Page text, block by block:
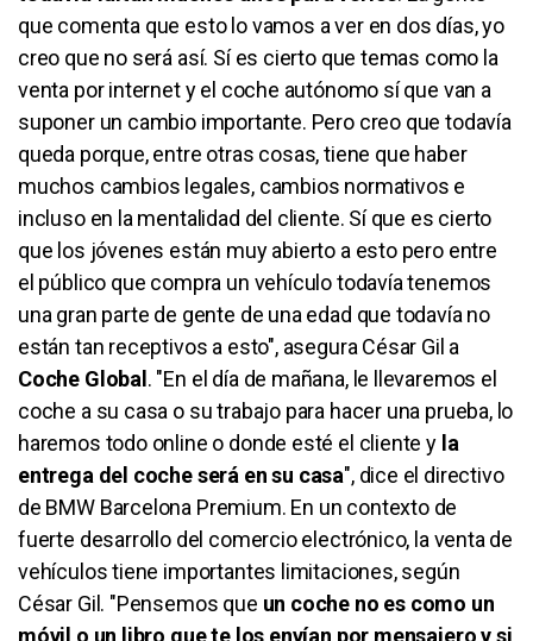
que comenta que esto lo vamos a ver en dos días, yo
creo que no será así. Sí es cierto que temas como la
venta por internet y el coche autónomo sí que van a
suponer un cambio importante. Pero creo que todavía
queda porque, entre otras cosas, tiene que haber
muchos cambios legales, cambios normativos e
incluso en la mentalidad del cliente. Sí que es cierto
que los jóvenes están muy abierto a esto pero entre
el público que compra un vehículo todavía tenemos
una gran parte de gente de una edad que todavía no
están tan receptivos a esto", asegura César Gil a
Coche Global. "En el día de mañana, le llevaremos el
coche a su casa o su trabajo para hacer una prueba, lo
haremos todo online o donde esté el cliente yla
entrega del coche será en su casa", dice el directivo
de BMW Barcelona Premium. En un contexto de
fuerte desarrollo del comercio electrónico, la venta de
vehículos tiene importantes limitaciones, según
César Gil. "Pensemos que un coche no es como un
móvil o un libro que te los envían por mensajero y si